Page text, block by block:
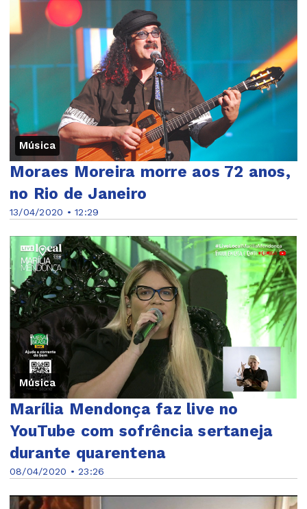
Música
13/04/2020 • 12:29
Moraes Moreira morre aos 72 anos,
no Rio de Janeiro
Música
08/04/2020 • 23:26
Marília Mendonça faz live no
YouTube com sofrência sertaneja
durante quarentena